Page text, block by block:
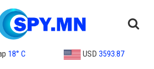
18° C USD 3593.87